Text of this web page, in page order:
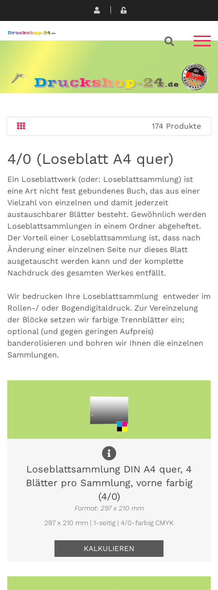
174 Produkte
4/0 (Loseblatt A4 quer)
Ein Loseblattwerk (oder: Loseblattsammlung) ist
eine Art nicht fest gebundenes Buch, das aus einer
Vielzahl von einzelnen und damit jederzeit
austauschbarer Blätter besteht. Gewöhnlich werden
Loseblattsammlungen in einem Ordner abgeheftet.
Der Vorteil einer Loseblattsammlung ist, dass nach
Änderung einer einzelnen Seite nur dieses Blatt
ausgetauscht werden kann und der komplette
Nachdruck des gesamten Werkes entfällt.
Wir bedrucken Ihre Loseblattsammlung entweder im
Rollen-/ oder Bogendigitaldruck. Zur Vereinzelung
der Blöcke setzen wir farbige Trennblätter ein;
optional (und gegen geringen Aufpreis)
banderolisieren und bohren wir Ihnen die einzelnen
Sammlungen.
Loseblattsammlung DIN A4 quer, 4
Blätter pro Sammlung, vorne farbig
(4/0)
Format: 297 x 210 mm
297 x 210 mm | 1-seitig | 4/0-farbig CMYK
KALKULIEREN